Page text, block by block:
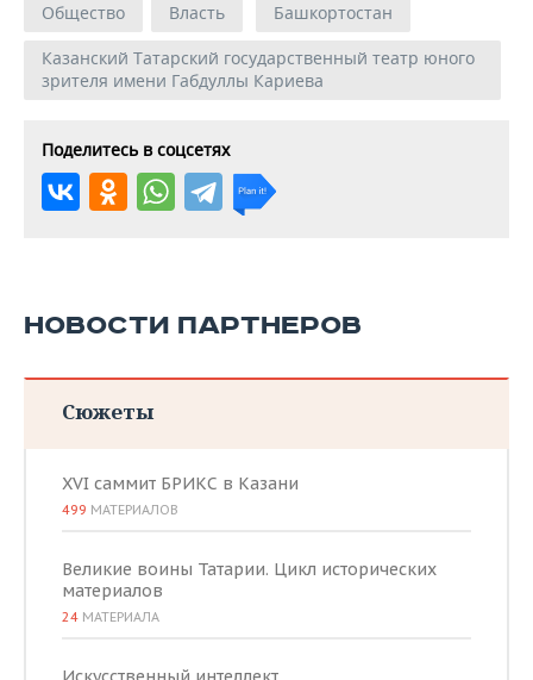
Общество Власть
Башкортостан
Казанский Татарский государственный театр юного
зрителя имени Габдуллы Кариева
Поделитесь в соцсетях
НОВОСТИ ПАРТНЕРОВ
Сюжеты
XVI саммит БРИКС в Казани
499 МАТЕРИАЛОВ
Великие воины Татарии. Цикл исторических
материалов
24 МАТЕРИАЛА